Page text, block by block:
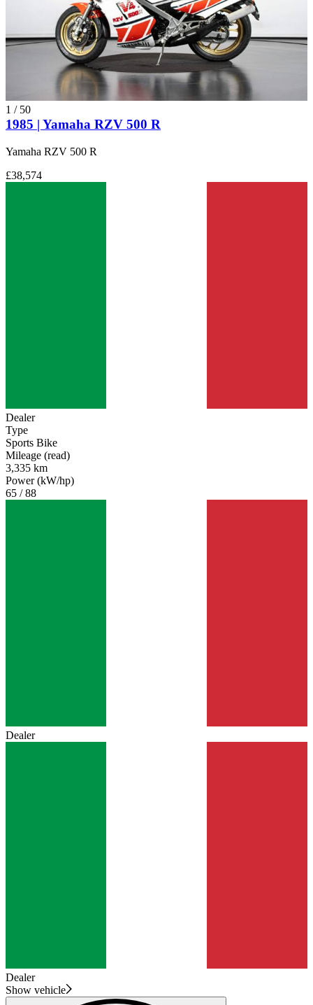
1 / 50
1985 | Yamaha RZV 500 R
Yamaha RZV 500 R
£38,574
Dealer
Type
Sports Bike
Mileage (read)
3,335 km
Power (kW/hp)
65 / 88
Dealer
Dealer
Show vehicle